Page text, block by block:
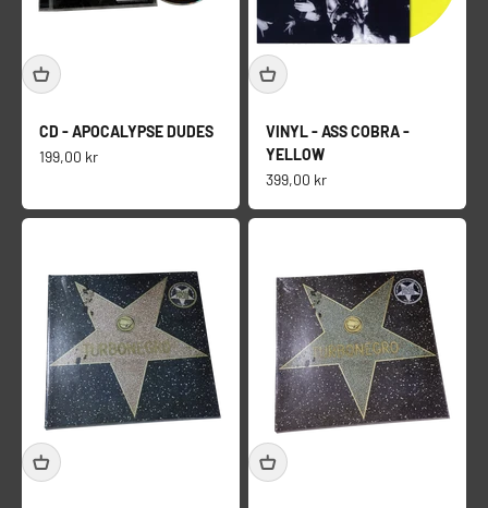
CD - APOCALYPSE DUDES
Salgspris
199,00 kr
VINYL - ASS COBRA -
YELLOW
Salgspris
399,00 kr